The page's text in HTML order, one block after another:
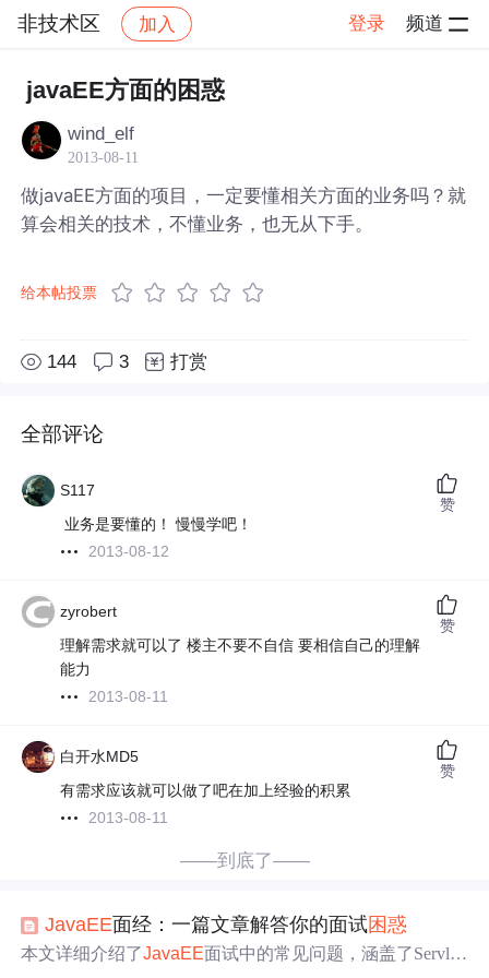
非技术区 加入 登录 频道
社区 非技术区 帖子详情
javaEE方面的困惑
wind_elf
2013-08-11
做javaEE方面的项目，一定要懂相关方面的业务吗？就
算会相关的技术，不懂业务，也无从下手。
给本帖投票
144 3 打赏
全部评论
S117
业务是要懂的！ 慢慢学吧！
2013-08-12
赞
zyrobert
理解需求就可以了 楼主不要不自信 要相信自己的理解
能力
2013-08-11
赞
白开水MD5
有需求应该就可以做了吧在加上经验的积累
2013-08-11
赞
——到底了——
JavaEE面经：一篇文章解答你的面试困惑
本文详细介绍了JavaEE面试中的常见问题，涵盖了Servle